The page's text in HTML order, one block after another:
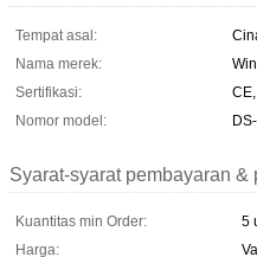
Tempat asal:
Nama merek:
Sertifikasi:
Nomor model:
Syarat-syarat pembayaran &
Kuantitas min Order:
5
Harga: